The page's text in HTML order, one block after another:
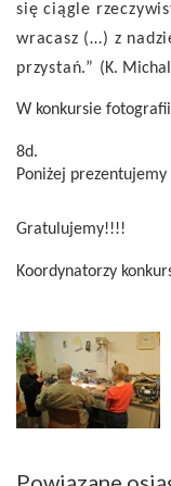
się ciągle
wracasz (…) z
przystań.” (K.
W konkursie
8d.
Poniżej
Gratulujemy!!!!
Koordynatorzy